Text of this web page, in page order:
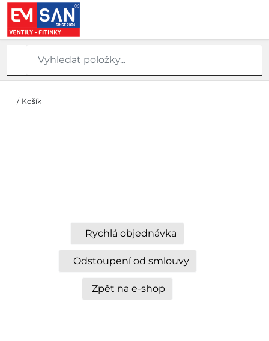
/ Košík
Rychlá objednávka
Odstoupení od smlouvy
Zpět na e-shop